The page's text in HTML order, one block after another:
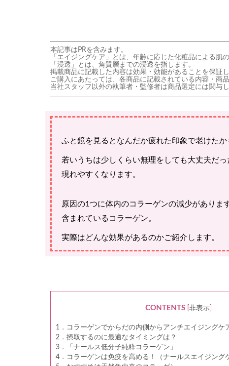
本記事はPRを含みます。
「エイジングケア」とは、年齢に応じた化粧品による肌
「浸透」とは、角質層までの浸透を指します。
掲載商品に記載した内容は効果・効能があることを保証
ご購入にあたっては、各商品に記載されている内容・商
当社スタッフ以外の執筆者・監修者は商品選定には関与し
ふと鏡を見るとなんだか疲れた印象で老けた
若いうちは少しくらい無理をしても大丈夫だ
現れやすくなります。
原因の1つに体内のコラーゲンの減少がありま
含まれているコラーゲン。
実際はどんな効果があるのかご紹介します。
CONTENTS 非表示]
1．コラーゲンでからだの内側からアンチエイジングケ
2．摂取するのに最適なタイミングは？
3．「ナールス低分子純粋コラーゲン」
4．コラーゲンは免疫を高める！（ナールスエイジング